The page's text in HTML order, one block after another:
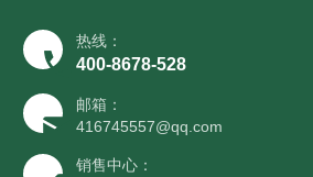
热线：
400-8678-528
邮箱：
416745557@qq.com
销售中心：